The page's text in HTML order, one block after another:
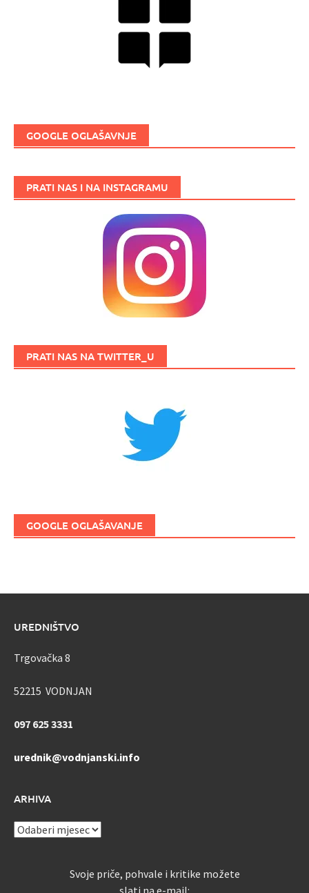
GOOGLE OGLAŠAVNJE
PRATI NAS I NA INSTAGRAMU
PRATI NAS NA TWITTER_U
GOOGLE OGLAŠAVANJE
UREDNIŠTVO
Trgovačka 8
52215 VODNJAN
097 625 3331
urednik@vodnjanski.info
ARHIVA
ARHIVA
Svoje priče, pohvale i kritike možete